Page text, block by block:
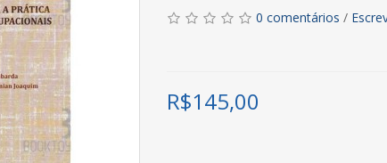
0 comentários /
R$145,00